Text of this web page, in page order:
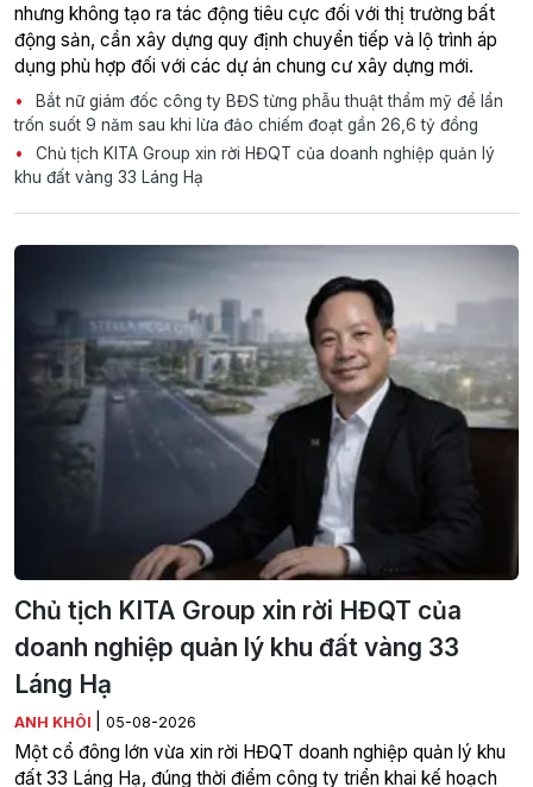
nhưng không tạo ra tác động tiêu cực đối với thị trường bất
động sản, cần xây dựng quy định chuyển tiếp và lộ trình áp
dụng phù hợp đối với các dự án chung cư xây dựng mới.
Bắt nữ giám đốc công ty BĐS từng phẫu thuật thẩm mỹ để lẩn
trốn suốt 9 năm sau khi lừa đảo chiếm đoạt gần 26,6 tỷ đồng
Chủ tịch KITA Group xin rời HĐQT của doanh nghiệp quản lý
khu đất vàng 33 Láng Hạ
Chủ tịch KITA Group xin rời HĐQT của
doanh nghiệp quản lý khu đất vàng 33
Láng Hạ
ANH KHÔI 05-08-2026
Một cổ đông lớn vừa xin rời HĐQT doanh nghiệp quản lý khu
đất 33 Láng Hạ, đúng thời điểm công ty triển khai kế hoạch